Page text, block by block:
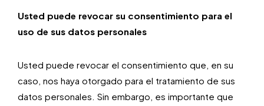
Usted puede revocar su consentimiento para el
uso de sus datos personales
Usted puede revocar el consentimiento que, en su
caso, nos haya otorgado para el tratamiento de sus
datos personales. Sin embargo, es importante que